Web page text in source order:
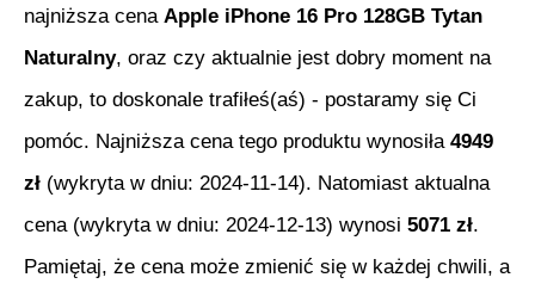
najniższa cena Apple iPhone 16 Pro 128GB Tytan
Naturalny, oraz czy aktualnie jest dobry moment na
zakup, to doskonale trafiłeś(aś) - postaramy się Ci
pomóc. Najniższa cena tego produktu wynosiła 4949
zł (wykryta w dniu: 2024-11-14). Natomiast aktualna
cena (wykryta w dniu: 2024-12-13) wynosi 5071 zł.
Pamiętaj, że cena może zmienić się w każdej chwili, a